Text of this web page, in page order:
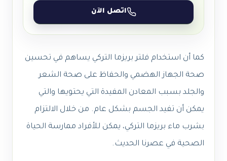
اتصل الآن
كما أن استخدام فلتر بريزما التركي يساهم في تحسين
صحة الجهاز الهضمي والحفاظ على صحة الشعر
والجلد بسبب المعادن المفيدة التي يحتويها والتي
يمكن أن تفيد الجسم بشكل عام. من خلال الالتزام
بشرب ماء بريزما التركي، يمكن للأفراد ممارسة الحياة
الصحية في عصرنا الحديث.